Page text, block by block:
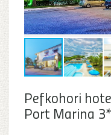
Pefkohori
Port Marina 3*